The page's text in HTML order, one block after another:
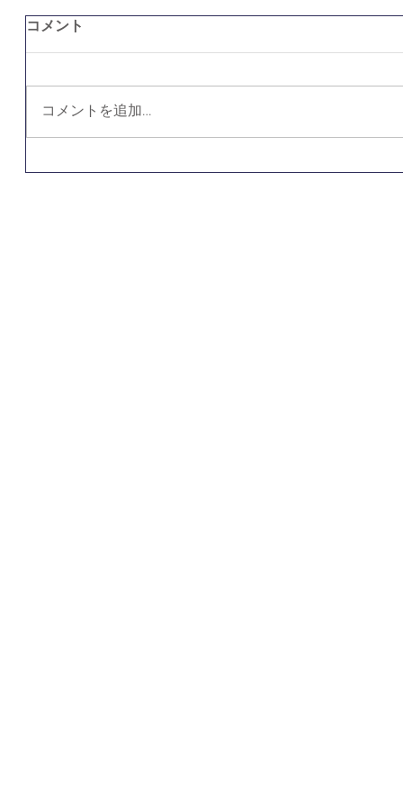
コメント
コメントを追加…